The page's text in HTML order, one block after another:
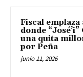
Fiscal
donde
una quita
por Peña
junio 11, 2026